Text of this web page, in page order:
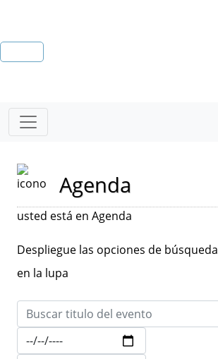
Agenda
usted está en Agenda
Despliegue las opciones de
en la lupa